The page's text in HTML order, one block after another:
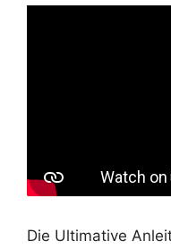
Die Ultimative